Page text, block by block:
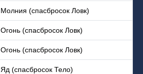
Молния (спасбросок Ловк)
Огонь (спасбросок Ловк)
Огонь (спасбросок Ловк)
Яд (спасбросок Тело)